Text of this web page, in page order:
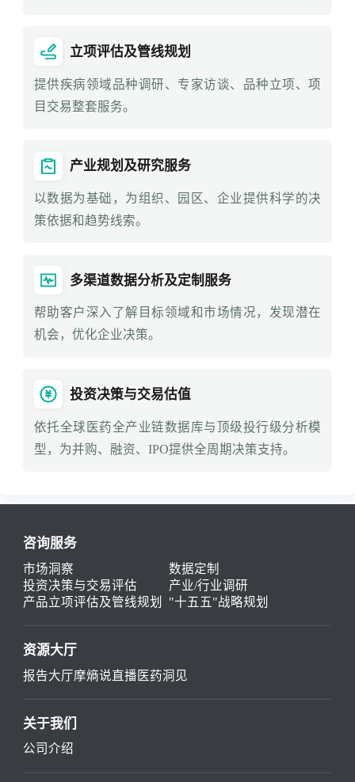
立项评估及管线规划
提供疾病领域品种调研、专家访谈、品种立项、项
目交易整套服务。
产业规划及研究服务
以数据为基础，为组织、园区、企业提供科学的决
策依据和趋势线索。
多渠道数据分析及定制服务
帮助客户深入了解目标领域和市场情况，发现潜在
机会，优化企业决策。
投资决策与交易估值
依托全球医药全产业链数据库与顶级投行级分析模
型，为并购、融资、IPO提供全周期决策支持。
咨询服务
市场洞察
数据定制
投资决策与交易评估
产业/行业调研
产品立项评估及管线规划
"十五五"战略规划
资源大厅
报告大厅摩熵说直播 医药洞见
关于我们
公司介绍